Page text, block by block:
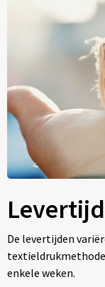
De levertijden
enkele weken.